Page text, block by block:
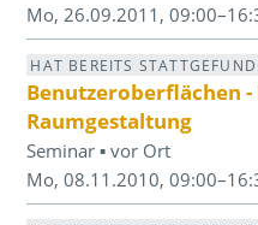
Mo, 26.09.2011,
HAT BEREITS
Benutzeroberflächen
Raumgestaltung
Seminar ▪ vor Ort
Mo, 08.11.2010,